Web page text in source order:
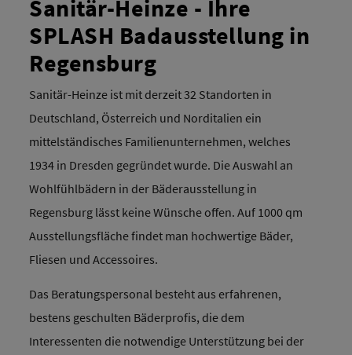
Sanitär-Heinze - Ihre
SPLASH Badausstellung in
Regensburg
Sanitär-Heinze ist mit derzeit 32 Standorten in
Deutschland, Österreich und Norditalien ein
mittelständisches Familienunternehmen, welches
1934 in Dresden gegründet wurde. Die Auswahl an
Wohlfühlbädern in der Bäderausstellung in
Regensburg lässt keine Wünsche offen. Auf 1000 qm
Ausstellungsfläche findet man hochwertige Bäder,
Fliesen und Accessoires.
Das Beratungspersonal besteht aus erfahrenen,
bestens geschulten Bäderprofis, die dem
Interessenten die notwendige Unterstützung bei der